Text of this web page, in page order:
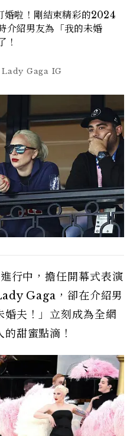
啦！剛結束精彩的2024
介紹男友為「我的未婚
！
Gaga IG
行中，擔任開幕式表演
Gaga，卻在介紹男
婚夫！」立刻成為全網
甜蜜點滴！